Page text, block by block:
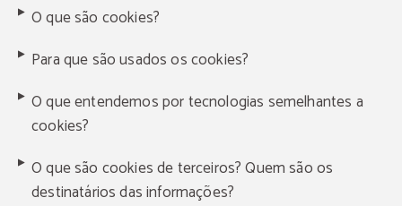
O que são cookies?
Para que são usados os cookies?
O que entendemos por tecnologias semelhantes a
cookies?
O que são cookies de terceiros? Quem são os
destinatários das informações?